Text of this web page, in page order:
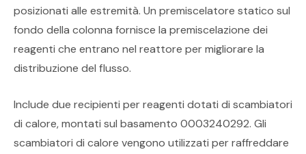
posizionati alle estremità. Un premiscelatore statico sul
fondo della colonna fornisce la premiscelazione dei
reagenti che entrano nel reattore per migliorare la
distribuzione del flusso.
Include due recipienti per reagenti dotati di scambiatori
di calore, montati sul basamento 0003240292. Gli
scambiatori di calore vengono utilizzati per raffreddare